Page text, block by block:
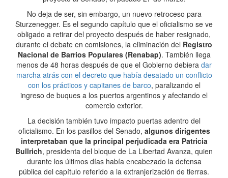
No deja de ser, sin embargo, un nuevo retroceso para
Sturzenegger. Es el segundo capítulo que el oficialismo se ve
obligado a retirar del proyecto después de haber resignado,
durante el debate en comisiones, la eliminación del Registro
Nacional de Barrios Populares (Renabap). También llega
menos de 48 horas después de que el Gobierno debiera dar
marcha atrás con el decreto que había desatado un conflicto
con los prácticos y capitanes de barco, paralizando el
ingreso de buques a los puertos argentinos y afectando el
comercio exterior.
La decisión también tuvo impacto puertas adentro del
oficialismo. En los pasillos del Senado, algunos dirigentes
interpretaban que la principal perjudicada era Patricia
Bullrich, presidenta del bloque de La Libertad Avanza, quien
durante los últimos días había encabezado la defensa
pública del capítulo referido a la extranjerización de tierras.